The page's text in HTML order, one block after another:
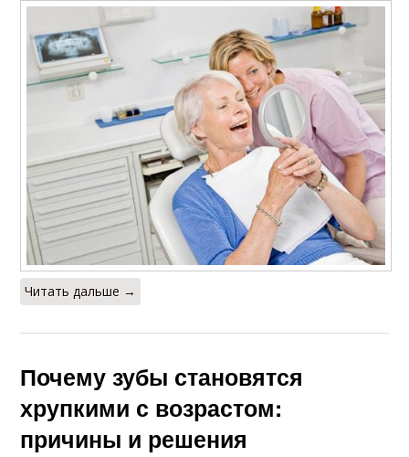
Читать дальше →
Почему зубы становятся
хрупкими с возрастом:
причины и решения